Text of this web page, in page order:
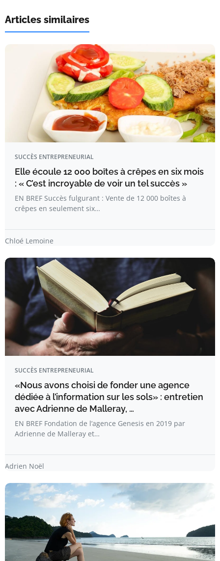
Articles similaires
SUCCÈS ENTREPRENEURIAL
Elle écoule 12 000 boîtes à crêpes en six mois
: « C’est incroyable de voir un tel succès »
EN BREF Succès fulgurant : Vente de 12 000 boîtes à
crêpes en seulement six…
Chloé Lemoine
SUCCÈS ENTREPRENEURIAL
«Nous avons choisi de fonder une agence
dédiée à l’information sur les sols» : entretien
avec Adrienne de Malleray, …
EN BREF Fondation de l’agence Genesis en 2019 par
Adrienne de Malleray et…
Adrien Noël